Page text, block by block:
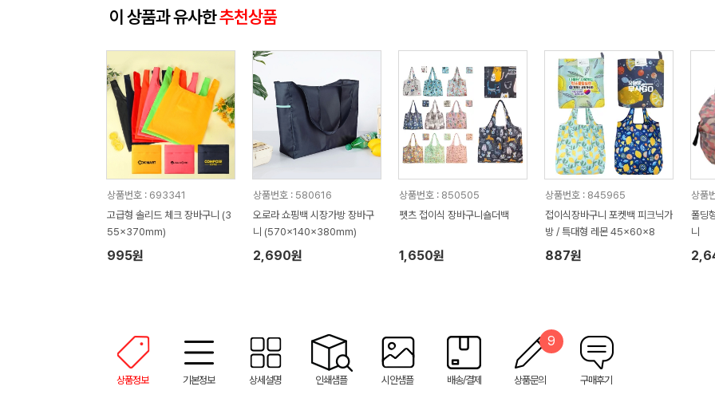
이 상품과 유사한추천상품
상품번호 : 693341
고급형 솔리드 체크 장바구니 (3
55x370mm)
995원
상품번호 : 580616
오로라 쇼핑백 시장가방 장바구
니 (570x140x380mm)
2,690원
상품번호 : 850505
펫츠 접이식 장바구니숄더백
1,650원
상품번호 : 845965
접이식장바구니 포켓백 피크닉가
방 / 특대형 레몬 45x60x8
887원
상품
폴딩
니
상품정보 기본정보 상세설명 인쇄샘플 시안샘플 배송/결제 상품문의
9
구매후기